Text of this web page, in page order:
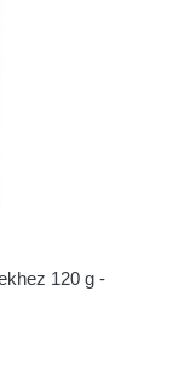
120 g -